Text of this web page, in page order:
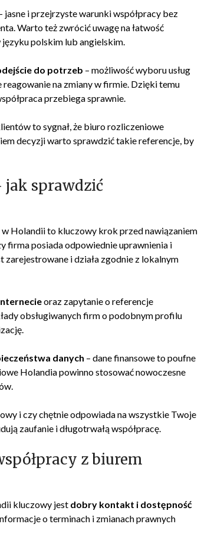
jasne i przejrzyste warunki współpracy bez
Warto też zwrócić uwagę na łatwość
polskim lub angielskim.
do potrzeb – możliwość wyboru usług
na zmiany w firmie. Dzięki temu
przebiega sprawnie.
to sygnał, że biuro rozliczeniowe
decyzji warto sprawdzić takie referencje, by
jak sprawdzić
w Holandii to kluczowy krok przed nawiązaniem
firma posiada odpowiednie uprawnienia i
i działa zgodnie z lokalnym
oraz zapytanie o referencje
obsługiwanych firm o podobnym profilu
danych – dane finansowe to poufne
Holandia powinno stosować nowoczesne
i czy chętnie odpowiada na wszystkie Twoje
zaufanie i długotrwałą współpracę.
z biurem
kluczowy jest dobry kontakt i dostępność
o terminach i zmianach prawnych